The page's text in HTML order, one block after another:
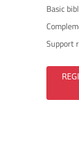
Basic
Support